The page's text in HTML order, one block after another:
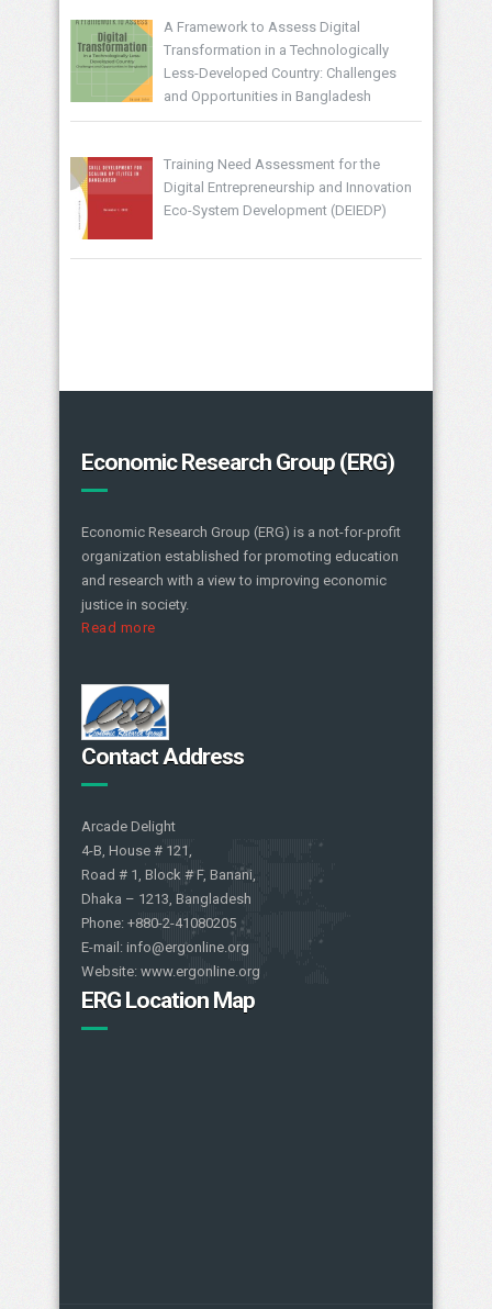
A Framework to Assess Digital
Transformation in a Technologically
Less-Developed Country: Challenges
and Opportunities in Bangladesh
Training Need Assessment for the
Digital Entrepreneurship and Innovation
Eco-System Development (DEIEDP)
Economic Research Group (ERG)
Economic Research Group (ERG) is a not-for-profit
organization established for promoting education
and research with a view to improving economic
justice in society.
Read more
Contact Address
Arcade Delight
4-B, House # 121,
Road # 1, Block # F, Banani,
Dhaka – 1213, Bangladesh
Phone: +880-2-41080205
E-mail: info@ergonline.org
Website: www.ergonline.org
ERG Location Map